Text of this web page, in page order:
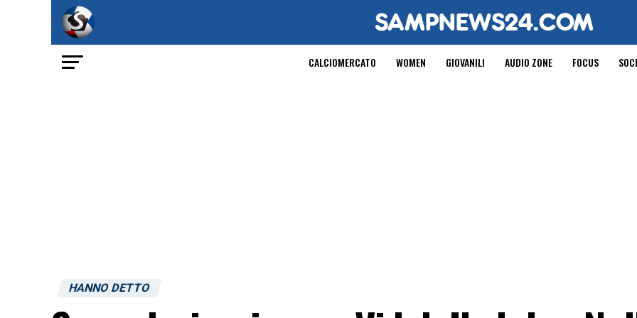
CALCIOMERCATO WOMEN GIOVANILI AUDIO ZONE FOCUS
HANNO DETTO